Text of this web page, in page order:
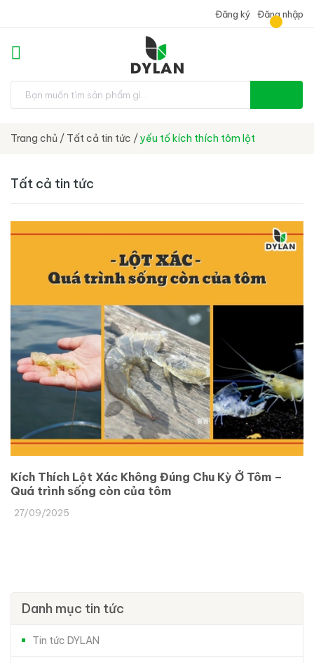
Đăng ký Đăng nhập
Trang chủ / Tất cả tin tức /yếu tố kích thích tôm lột
Tất cả tin tức
Kích Thích Lột Xác Không Đúng Chu Kỳ Ở Tôm –
Quá trình sống còn của tôm
27/09/2025
Danh mục tin tức
Tin tức DYLAN